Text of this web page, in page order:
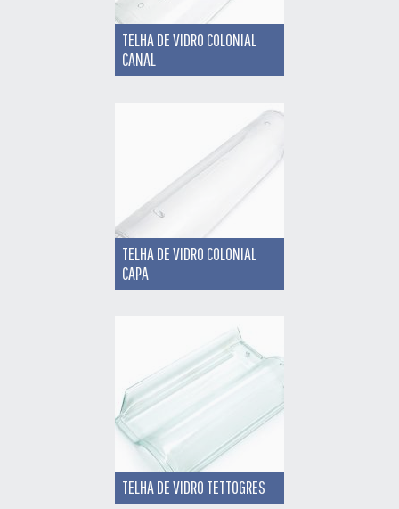
TELHA DE VIDRO COLONIAL
CANAL
TELHA DE VIDRO COLONIAL
CAPA
TELHA DE VIDRO TETTOGRES